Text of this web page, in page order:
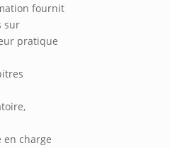
fournit
sur
pratique
en charge